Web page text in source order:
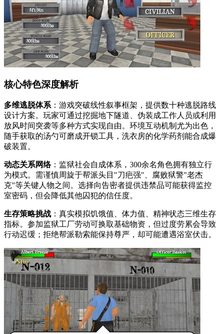
核心特色深度解析
多维逃脱体系 ：游戏突破线性叙事框架，提供数十种逃脱路线
设计方案。玩家可通过挖掘地下隧道、伪装成工作人员或利用
放风时间突袭等多种方式实现自由。环境互动机制尤为出色，
随手获取的汤勺可磨成开锁工具，洗衣房的化学药剂能合成爆
破装置。
动态关系网络：监狱社会自成体系，300余名角色拥有独立行
为模式。需谨慎周旋于帮派头目"刀疤强"、腐败狱警"老杰
克"等关键人物之间。选择向告密者提供违禁品可能获得监控
室密码，但会降低其他囚犯的信任度。
生存策略挑战 ：真实模拟饥饿值、体力值、精神状态三维生存
指标。参加监狱工厂劳动可换取基础物资，但过度劳累会导致
行动迟缓；拒绝帮派勒索能保持尊严，却可能遭遇浴室伏击。